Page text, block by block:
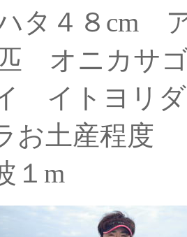
タ４８cm
匹 オニカ
イトヨリ
土産程度
１m